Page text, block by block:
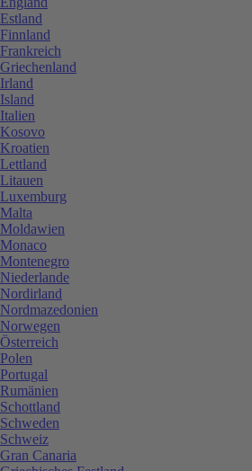
Estland
Finnland
Frankreich
Griechenland
Irland
Island
Italien
Kosovo
Kroatien
Lettland
Litauen
Luxemburg
Malta
Moldawien
Monaco
Montenegro
Niederlande
Nordirland
Nordmazedonien
Norwegen
Österreich
Polen
Portugal
Rumänien
Schottland
Schweden
Schweiz
Gran Canaria